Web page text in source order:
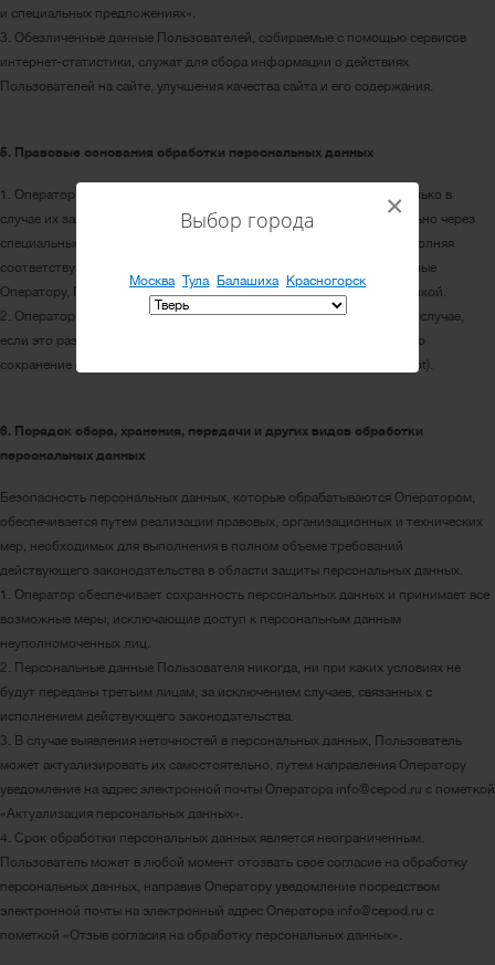
Выбор города
Москва Тула Балашиха Красногорск
×
и специальных предложениях».
3. Обезличенные данные Пользователей, собираемые с помощью сервисов
интернет-статистики, служат для сбора информации о действиях
Пользователей на сайте, улучшения качества сайта и его содержания.
5. Правовые основания обработки персональных данных
1. Оператор обрабатывает персональные данные Пользователя только в
случае их заполнения и/или отправки Пользователем самостоятельно через
специальные формы, расположенные на сайте https://cepod.ru. Заполняя
соответствующие формы и/или отправляя свои персональные данные
Оператору, Пользователь выражает свое согласие с данной Политикой.
2. Оператор обрабатывает обезличенные данные о Пользователе в случае,
если это разрешено в настройках браузера Пользователя (включено
сохранение файлов «cookie» и использование технологии JavaScript).
6. Порядок сбора, хранения, передачи и других видов обработки
персональных данных
Безопасность персональных данных, которые обрабатываются Оператором,
обеспечивается путем реализации правовых, организационных и технических
мер, необходимых для выполнения в полном объеме требований
действующего законодательства в области защиты персональных данных.
1. Оператор обеспечивает сохранность персональных данных и принимает все
возможные меры, исключающие доступ к персональным данным
неуполномоченных лиц.
2. Персональные данные Пользователя никогда, ни при каких условиях не
будут переданы третьим лицам, за исключением случаев, связанных с
исполнением действующего законодательства.
3. В случае выявления неточностей в персональных данных, Пользователь
может актуализировать их самостоятельно, путем направления Оператору
уведомление на адрес электронной почты Оператора info@cepod.ru с пометкой
«Актуализация персональных данных».
4. Срок обработки персональных данных является неограниченным.
Пользователь может в любой момент отозвать свое согласие на обработку
персональных данных, направив Оператору уведомление посредством
электронной почты на электронный адрес Оператора info@cepod.ru с
пометкой «Отзыв согласия на обработку персональных данных».